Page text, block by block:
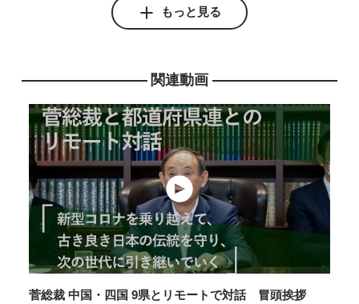
政策 2024年6月7日
財政政策検討本部 提言
もっと見る
関連動画
菅総裁 中国・四国 9県とリモートで対話 冒頭挨拶